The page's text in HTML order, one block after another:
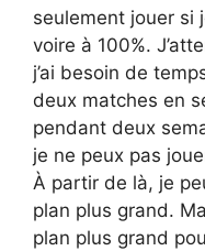
seulement jouer si
voire à 100%.
j’ai besoin de
deux matches en
pendant deux
je ne peux pas
À partir de là, je
plan plus grand.
plan plus grand